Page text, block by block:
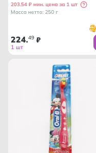
203.54 ₽ мин. цена за 1 шт
Масса нетто: 250 г
224.49 ₽
1 шт